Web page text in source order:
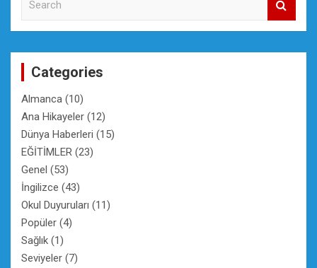
c
Categories
Almanca (10)
Ana Hikayeler (12)
Dünya Haberleri (15)
EĞİTİMLER (23)
Genel (53)
İngilizce (43)
Okul Duyuruları (11)
Popüler (4)
Sağlık (1)
Seviyeler (7)